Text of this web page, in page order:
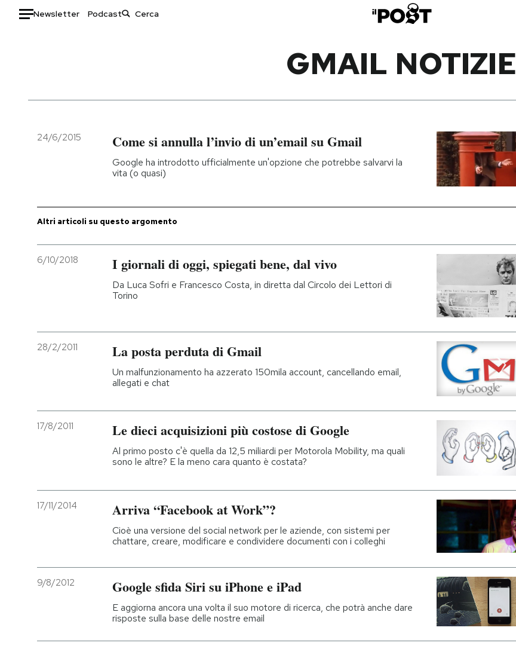
Newsletter Podcast
Italia
Politica
Economia
Moda
Ok Boomer!
Altrecose
NEWSLETTER
I MIEI PREFERITI
SHOP
AREA PERSONALE
GMAIL NOTIZIE
24/6/2015 Come si annulla l’invio di un’email su Gmail
Google ha introdotto ufficialmente un'opzione che potrebbe salvarvi la
vita (o quasi)
Altri articoli su questo argomento
6/10/2018 I giornali di oggi, spiegati bene, dal vivo
Da Luca Sofri e Francesco Costa, in diretta dal Circolo dei Lettori di
Torino
28/2/2011 La posta perduta di Gmail
Un malfunzionamento ha azzerato 150mila account, cancellando email,
allegati e chat
17/8/2011 Le dieci acquisizioni più costose di Google
Al primo posto c'è quella da 12,5 miliardi per Motorola Mobility, ma quali
sono le altre? E la meno cara quanto è costata?
17/11/2014 Arriva “Facebook at Work”?
Cioè una versione del social network per le aziende, con sistemi per
chattare, creare, modificare e condividere documenti con i colleghi
9/8/2012 Google sfida Siri su iPhone e iPad
E aggiorna ancora una volta il suo motore di ricerca, che potrà anche dare
risposte sulla base delle nostre email